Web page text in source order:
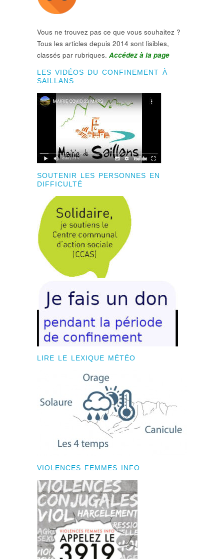
Vous ne trouvez pas ce que vous souhaitez ?
Tous les articles depuis 2014 sont lisibles,
classés par rubriques. Accédez à la page
LES VIDÉOS DU CONFINEMENT À
SAILLANS
SOUTENIR LES PERSONNES EN
DIFFICULTÉ
LIRE LE LEXIQUE MÉTÉO
VIOLENCES FEMMES INFO